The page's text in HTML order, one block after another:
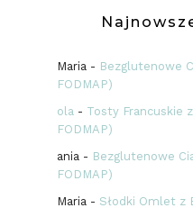
Maria- Bezglutenowe
FODMAP)
ola- Tosty Francuskie
FODMAP)
ania- Bezglutenowe
FODMAP)
Maria- Słodki Omlet z